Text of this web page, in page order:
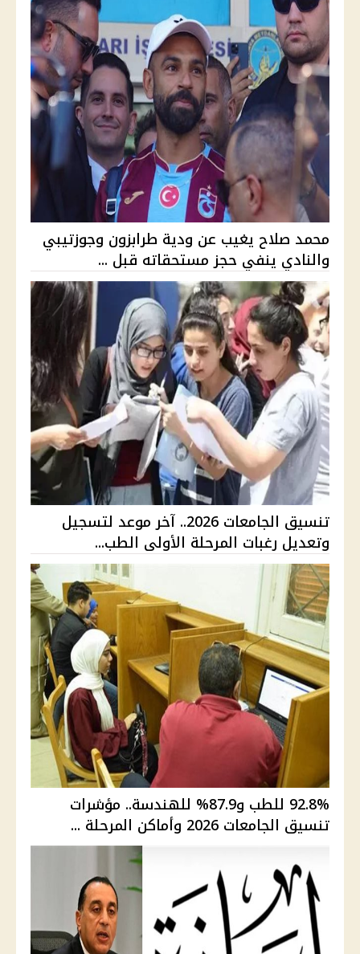
محمد صلاح يغيب عن ودية طرابزون وجوزتيبي
والنادي ينفي حجز مستحقاته قبل ...
تنسيق الجامعات 2026.. آخر موعد لتسجيل
وتعديل رغبات المرحلة الأولى الطب...
92.8% للطب و87.9% للهندسة.. مؤشرات
تنسيق الجامعات 2026 وأماكن المرحلة ...